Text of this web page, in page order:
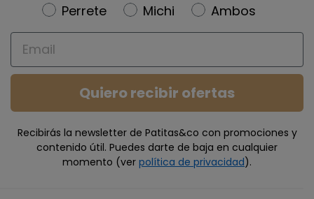
Newsletter
Perrete Michi
Ambos
Email
Quiero recibir ofertas
Recibirás la newsletter de Patitas&co con promociones y
contenido útil. Puedes darte de baja en cualquier
momento (ver política de privacidad).